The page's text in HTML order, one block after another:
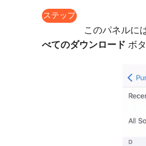
ステップ
このパネルに
べてのダウンロード ボ